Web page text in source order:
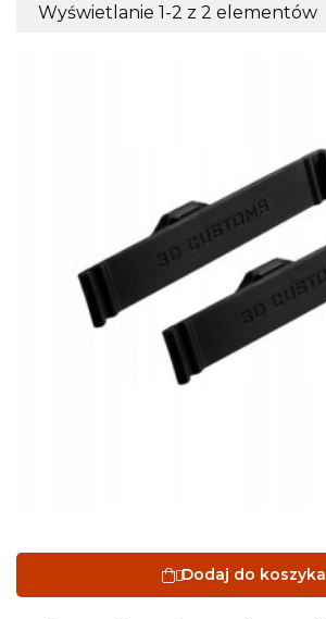
Wyświetlanie 1-2 z 2 elementów
Dodaj do koszyka